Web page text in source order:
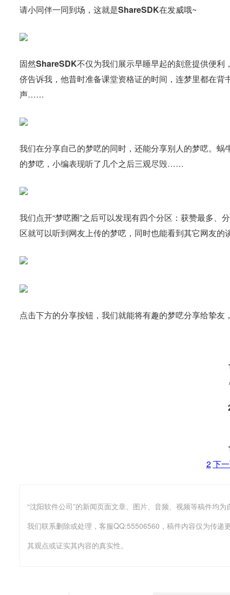
请小同伴一同到场，这就是ShareSDK在发威哦~
固然ShareSDK不仅为我们展示早睡早起的刻意提供便
侪告诉我，他昔时准备课堂资格证的时间，连梦里都在
声……
我们在分享自己的梦呓的同时，还能分享别人的梦呓。蜗
的梦呓，小编表现听了几个之后三观尽毁……
我们点开“梦呓圈”之后可以发现有四个分区：获赞最多
区就可以听到网友上传的梦呓，同时也能看到其它网友的
点击下方的分享按钮，我们就能将有趣的梦呓分享给挚
2下
我们联系删除或处理，客服QQ:55506560，稿件内容仅为传递
其观点或证实其内容的真实性。